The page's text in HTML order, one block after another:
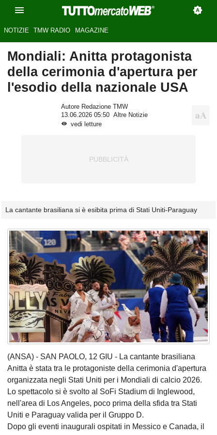
NOTIZIE TMW RADIO MAGAZINE
Mondiali: Anitta protagonista
della cerimonia d'apertura per
l'esodio della nazionale USA
Autore Redazione TMW
13.06.2026 05:50
Altre Notizie
vedi letture
La cantante brasiliana si è esibita prima di Stati Uniti-Paraguay
(ANSA) - SAN PAOLO, 12 GIU - La cantante brasiliana
Anitta è stata tra le protagoniste della cerimonia d'apertura
organizzata negli Stati Uniti per i Mondiali di calcio 2026.
Lo spettacolo si è svolto al SoFi Stadium di Inglewood,
nell'area di Los Angeles, poco prima della sfida tra Stati
Uniti e Paraguay valida per il Gruppo D.
Dopo gli eventi inaugurali ospitati in Messico e Canada, il